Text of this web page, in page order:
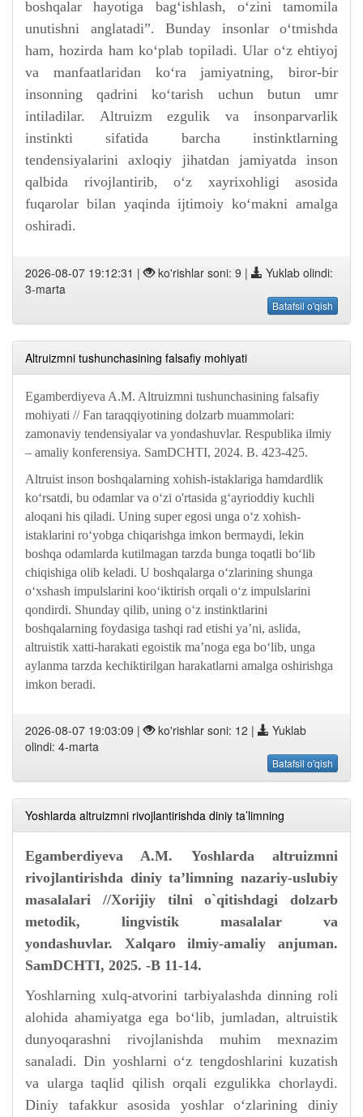
boshqalar hayotiga bag‘ishlash, o‘zini tamomila
unutishni anglatadi”. Bunday insonlar o‘tmishda
ham, hozirda ham ko‘plab topiladi. Ular o‘z ehtiyoj
va manfaatlaridan ko‘ra jamiyatning, biror-bir
insonning qadrini ko‘tarish uchun butun umr
intiladilar. Altruizm ezgulik va insonparvarlik
instinkti sifatida barcha instinktlarning
tendensiyalarini axloqiy jihatdan jamiyatda inson
qalbida rivojlantirib, o‘z xayrixohligi asosida
fuqarolar bilan yaqinda ijtimoiy ko‘makni amalga
oshiradi.
2026-08-07 19:12:31 | ko'rishlar soni: 9 |
Yuklab olindi:
3-marta
Batafsil o'qish
Altruizmni tushunchasining falsafiy mohiyati
Egamberdiyeva A.M. Altruizmni tushunchasining falsafiy
mohiyati // Fan taraqqiyotining dolzarb muammolari:
zamonaviy tendensiyalar va yondashuvlar. Respublika ilmiy
– amaliy konferensiya. SamDCHTI, 2024. B. 423-425.
Altruist inson boshqalarning xohish-istaklariga hamdardlik
ko‘rsatdi, bu odamlar va o‘zi o'rtasida g‘ayrioddiy kuchli
aloqani his qiladi. Uning super egosi unga o‘z xohish-
istaklarini ro‘yobga chiqarishga imkon bermaydi, lekin
boshqa odamlarda kutilmagan tarzda bunga toqatli bo‘lib
chiqishiga olib keladi. U boshqalarga o‘zlarining shunga
o‘xshash impulslarini koo‘iktirish orqali o‘z impulslarini
qondirdi. Shunday qilib, uning o‘z instinktlarini
boshqalarning foydasiga tashqi rad etishi ya’ni, aslida,
altruistik xatti-harakati egoistik ma’noga ega bo‘lib, unga
aylanma tarzda kechiktirilgan harakatlarni amalga oshirishga
imkon beradi.
2026-08-07 19:03:09 | ko'rishlar soni: 12 |
Yuklab
olindi: 4-marta
Batafsil o'qish
Yoshlarda altruizmni rivojlantirishda diniy ta’limning
Egamberdiyeva A.M. Yoshlarda altruizmni
rivojlantirishda diniy ta’limning nazariy-uslubiy
masalalari //Xorijiy tilni o`qitishdagi dolzarb
metodik, lingvistik masalalar va
yondashuvlar. Xalqaro ilmiy-amaliy anjuman.
SamDCHTI, 2025. -B 11-14.
Yoshlarning xulq-atvorini tarbiyalashda dinning roli
alohida ahamiyatga ega bo‘lib, jumladan, altruistik
dunyoqarashni rivojlanishda muhim mexnazim
sanaladi. Din yoshlarni o‘z tengdoshlarini kuzatish
va ularga taqlid qilish orqali ezgulikka chorlaydi.
Diniy tafakkur asosida yoshlar o‘zlarining diniy